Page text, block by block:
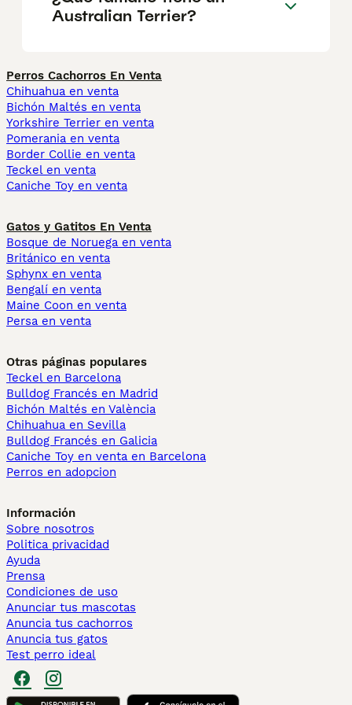
Australian Terrier?
Perros Cachorros En Venta
Chihuahua en venta
Bichón Maltés en venta
Yorkshire Terrier en venta
Pomerania en venta
Border Collie en venta
Teckel en venta
Caniche Toy en venta
Gatos y Gatitos En Venta
Bosque de Noruega en venta
Británico en venta
Sphynx en venta
Bengalí en venta
Maine Coon en venta
Persa en venta
Otras páginas populares
Teckel en Barcelona
Bulldog Francés en Madrid
Bichón Maltés en València
Chihuahua en Sevilla
Bulldog Francés en Galicia
Caniche Toy en venta en Barcelona
Perros en adopcion
Información
Sobre nosotros
Politica privacidad
Ayuda
Prensa
Condiciones de uso
Anunciar tus mascotas
Anuncia tus cachorros
Anuncia tus gatos
Test perro ideal